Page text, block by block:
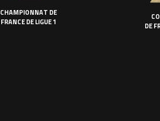
CHAMPIONNAT DE
FRANCE DE LIGUE 1
DE